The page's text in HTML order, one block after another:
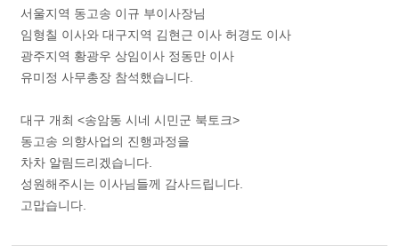
서울지역 동고송 이규 부이사장님
임형칠 이사와 대구지역 김현근 이사 허경도 이사
광주지역 황광우 상임이사 정동만 이사
유미정 사무총장 참석했습니다.
대구 개최 <송암동 시네 시민군 북토크>
동고송 의향사업의 진행과정을
차차 알림드리겠습니다.
성원해주시는 이사님들께 감사드립니다.
고맙습니다.